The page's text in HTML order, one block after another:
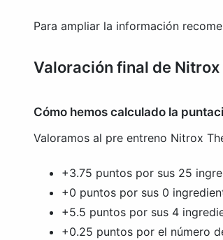
Para ampliar la información
Valoración final de
Cómo hemos calculado la
Valoramos al pre entreno Nitrox
+3.75 puntos por sus 25
+0 puntos por sus 0
+5.5 puntos por sus 4
+0.25 puntos por el número